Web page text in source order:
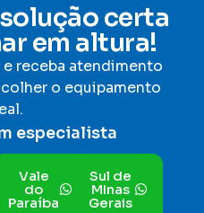
certa
em altura!
receba atendimento
o equipamento
.
especialista
Vale
do
Paraíba
Sul de
MInas
Gerais